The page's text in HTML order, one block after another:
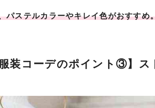
パステルカラーやキレイ色がおすすめ
服装コーデのポイント③】